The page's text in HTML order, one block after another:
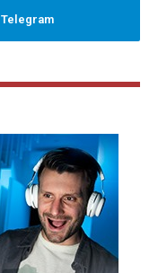
Telegram